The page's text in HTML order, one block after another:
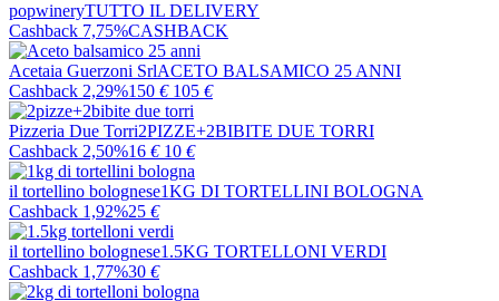
popwineryTUTTO IL DELIVERY
Cashback 7,75%CASHBACK
Acetaia Guerzoni SrlACETO BALSAMICO 25 ANNI
Cashback 2,29%150 € 105 €
Pizzeria Due Torri2PIZZE+2BIBITE DUE TORRI
Cashback 2,50%16 € 10 €
il tortellino bolognese1KG DI TORTELLINI BOLOGNA
Cashback 1,92%25 €
il tortellino bolognese1.5KG TORTELLONI VERDI
Cashback 1,77%30 €